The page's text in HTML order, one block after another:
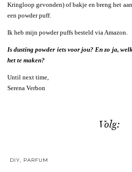
Kringloop gevonden) of bakje en breng het
een powder puff.
Ik heb mijn powder puffs besteld via Amazon.
Is dusting powder iets voor jou? En zo ja,
het te maken?
Until next time,
Serena Verbon
Volg:
DIY, PARFUM